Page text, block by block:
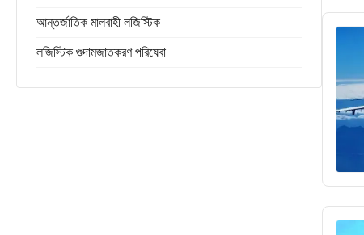
আন্তর্জাতিক মালবাহী লজিস্টিক
লজিস্টিক গুদামজাতকরণ পরিষেবা